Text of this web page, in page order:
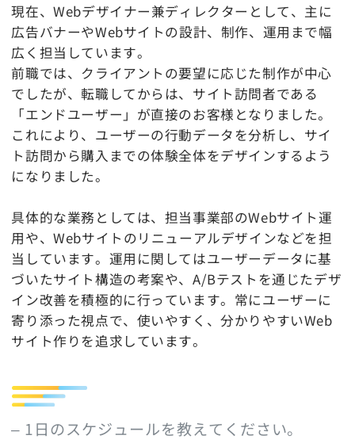
現在、Webデザイナー兼ディレクターとして、主に
広告バナーやWebサイトの設計、制作、運用まで幅
広く担当しています。
前職では、クライアントの要望に応じた制作が中心
でしたが、転職してからは、サイト訪問者である
「エンドユーザー」が直接のお客様となりました。
これにより、ユーザーの行動データを分析し、サイ
ト訪問から購入までの体験全体をデザインするよう
になりました。
具体的な業務としては、担当事業部のWebサイト運
用や、Webサイトのリニューアルデザインなどを担
当しています。運用に関してはユーザーデータに基
づいたサイト構造の考案や、A/Bテストを通じたデザ
イン改善を積極的に行っています。常にユーザーに
寄り添った視点で、使いやすく、分かりやすいWeb
サイト作りを追求しています。
– 1日のスケジュールを教えてください。